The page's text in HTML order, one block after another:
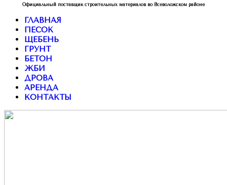
Официальный поставщик строительных материалов во Всеволожском районе
ГЛАВНАЯ
ПЕСОК
ЩЕБЕНЬ
ГРУНТ
БЕТОН
ЖБИ
ДРОВА
АРЕНДА
КОНТАКТЫ